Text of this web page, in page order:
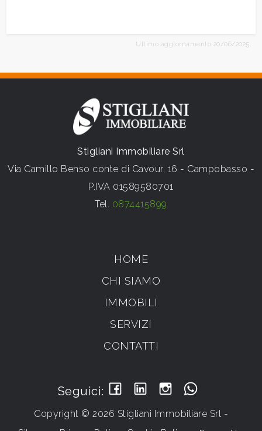
Ultimo aggiornamento 20/06/2025
Stigliani Immobiliare Srl
Via Camillo Benso conte di Cavour, 16 - Campobasso -
P.IVA 01589580701
Tel. 0874415899
HOME
CHI SIAMO
IMMOBILI
SERVIZI
CONTATTI
Seguici:
Copyright © 2026 Stigliani Immobiliare Srl -